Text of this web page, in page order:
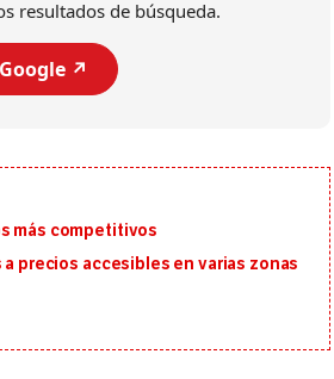
resultados de búsqueda.
↗️
más competitivos
precios accesibles en varias zonas